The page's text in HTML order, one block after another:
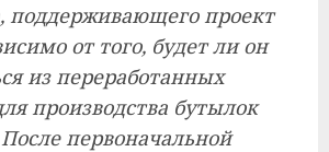
поддерживающего проект
от того, будет ли он
из переработанных
производства бутылок
первоначальной